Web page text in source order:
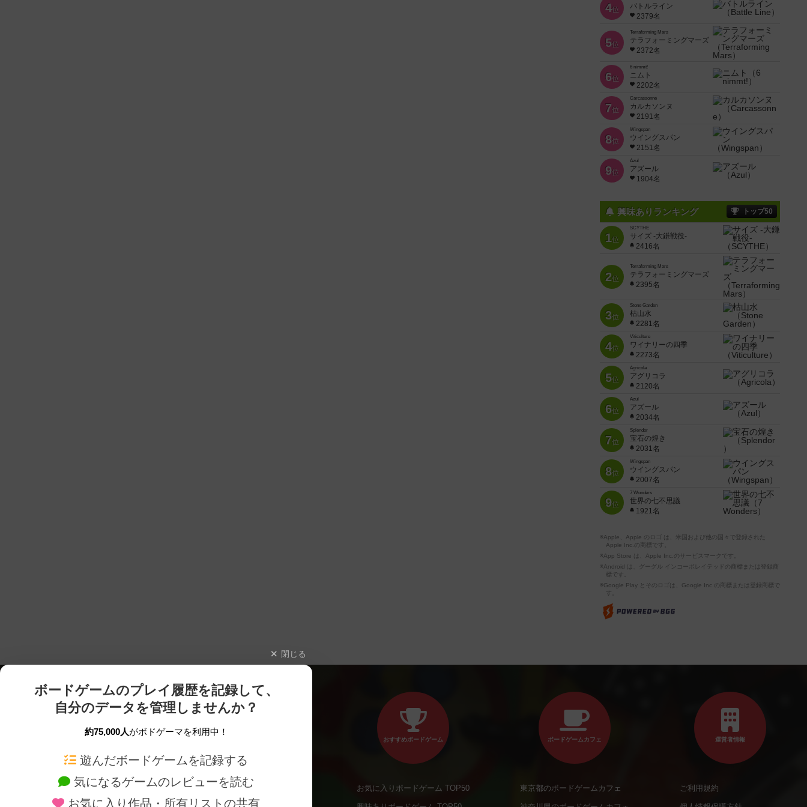
4位
バトルライン
2379名
5位
Terraforming Mars
テラフォーミングマーズ
2372名
6位
6 nimmt!
ニムト
2202名
7位
Carcassonne
カルカソンヌ
2191名
8位
Wingspan
ウイングスパン
2151名
9位
Azul
アズール
1904名
興味ありランキング トップ50
1位
SCYTHE
サイズ -大鎌戦役-
2416名
2位
Terraforming Mars
テラフォーミングマーズ
2395名
3位
Stone Garden
枯山水
2281名
4位
Viticulture
ワイナリーの四季
2273名
5位
Agricola
アグリコラ
2120名
6位
Azul
アズール
2034名
7位
Splendor
宝石の煌き
2031名
8位
Wingspan
ウイングスパン
2007名
9位
7 Wonders
世界の七不思議
1921名
※Apple、Apple のロゴ は、米国および他の国々で登録された
Apple Inc.の商標です。
※App Store は、Apple Inc.のサービスマークです。
※Android は、グーグル インコーポレイテッドの商標または登録商
標です。
※Google Play とそのロゴは、Google Inc.の商標または登録商標で
す。
閉じる
ボードゲームのプレイ履歴を記録して、
自分のデータを管理しませんか？
約75,000人がボドゲーマを利用中！
遊んだボードゲームを記録する
気になるゲームのレビューを読む
お気に入り作品・所有リストの共有
ボードゲームを検索する 新作・再入荷情報
おすすめボードゲーム
お気に入りボードゲーム TOP50
ボードゲームカフェ
東京都のボードゲームカフェ
運営者情報
ご利用規約